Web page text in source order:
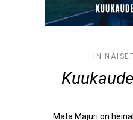
IN
Mata Majuri on